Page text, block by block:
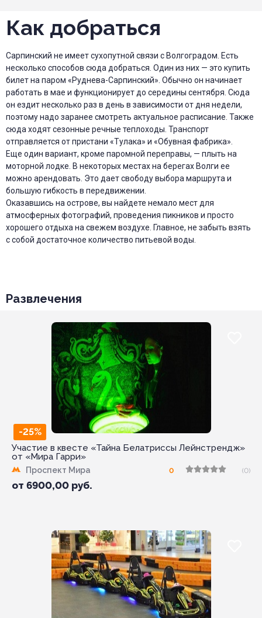
Как добраться
Сарпинский не имеет сухопутной связи с Волгоградом. Есть
несколько способов сюда добраться. Один из них — это купить
билет на паром «Руднева-Сарпинский». Обычно он начинает
работать в мае и функционирует до середины сентября. Сюда
он ездит несколько раз в день в зависимости от дня недели,
поэтому надо заранее смотреть актуальное расписание. Также
сюда ходят сезонные речные теплоходы. Транспорт
отправляется от пристани «Тулака» и «Обувная фабрика».
Еще один вариант, кроме паромной переправы, — плыть на
моторной лодке. В некоторых местах на берегах Волги ее
можно арендовать. Это дает свободу выбора маршрута и
большую гибкость в передвижении.
Оказавшись на острове, вы найдете немало мест для
атмосферных фотографий, проведения пикников и просто
хорошего отдыха на свежем воздухе. Главное, не забыть взять
с собой достаточное количество питьевой воды.
Развлечения
Участие в квесте «Тайна Белатриссы Лейнстрендж»
от «Мира Гарри»
-25%
Проспект Мира 0 (0)
от 6900,00 руб.